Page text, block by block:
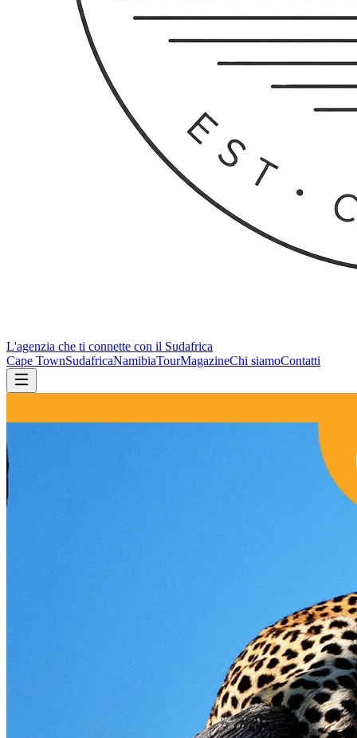
L'agenzia che ti connette con il Sudafrica
Cape TownSudafricaNamibiaTourMagazineChi siamoContatti